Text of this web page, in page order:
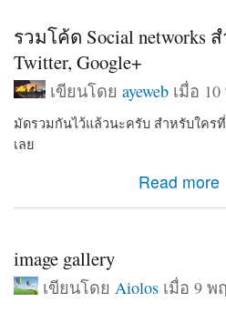
รวมโค้ด Social networks
Twitter, Google+
เขียนโดยayeweb เมื่อ
มัดรวมกันไว้แล้วนะครับ สำหรับใคร
เลย
Read more
about รวมโค้ด Social
image gallery
เขียนโดย Aiolosเมื่อ 9 พ